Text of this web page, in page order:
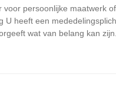
voor persoonlijke maatwerk
U heeft een
wat van belang kan